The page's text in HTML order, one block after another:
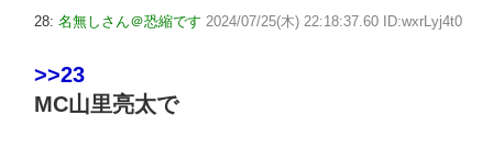
28: 名無しさん＠恐縮です 2024/07/25(木) 22:18:37.60 ID:wxrLyj4t0
>>23
MC山里亮太で